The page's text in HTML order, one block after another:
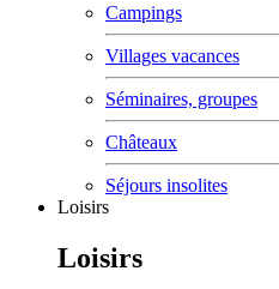
Campings
Villages vacances
Séminaires, groupes
Châteaux
Séjours insolites
Loisirs
Loisirs